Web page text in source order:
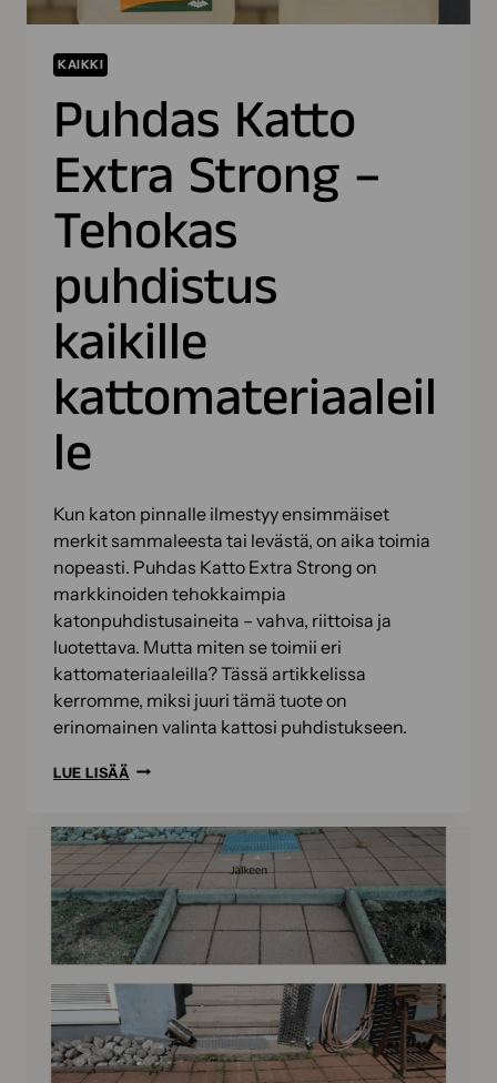
KAIKKI
Puhdas Katto
Extra Strong –
Tehokas
puhdistus
kaikille
kattomateriaaleil
le
Kun katon pinnalle ilmestyy ensimmäiset
merkit sammaleesta tai levästä, on aika toimia
nopeasti. Puhdas Katto Extra Strong on
markkinoiden tehokkaimpia
katonpuhdistusaineita – vahva, riittoisa ja
luotettava. Mutta miten se toimii eri
kattomateriaaleilla? Tässä artikkelissa
kerromme, miksi juuri tämä tuote on
erinomainen valinta kattosi puhdistukseen.
LUE LISÄÄ PUHDAS
STRONG
–
TEHOKAS
PUHDISTUS
KAIKILLE
KATTOMATERIAALEILLE